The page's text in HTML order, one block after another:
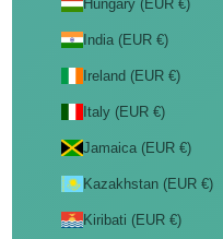
Hungary (EUR €)
India (EUR €)
Ireland (EUR €)
Italy (EUR €)
Jamaica (EUR €)
Kazakhstan (EUR €)
Kiribati (EUR €)